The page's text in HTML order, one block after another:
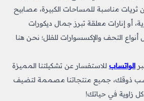
ثريات مناسبة للمساحات الكبيرة، مصابيح
إنارات معلقة تبرز جمال ديكورات
أنواع التحف والإكسسوارات للفلل؛ نحن هنا
الواتساب للاستفسار عن تشكيلتنا المميزة
ذوقك، جميع منتجاتنا مصممة لتضيف
زاوية في حياتك!